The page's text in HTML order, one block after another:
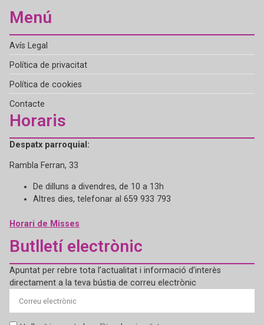
Menú
Avís Legal
Política de privacitat
Política de cookies
Contacte
Horaris
Despatx parroquial:
Rambla Ferran, 33
De dilluns a divendres, de 10 a 13h
Altres dies, telefonar al 659 933 793
Horari de Misses
Butlletí electrònic
Apuntat per rebre tota l’actualitat i informació d’interès
directament a la teva bústia de correu electrònic